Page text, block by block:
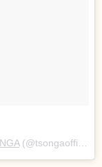
(@tsongaofficiel) le